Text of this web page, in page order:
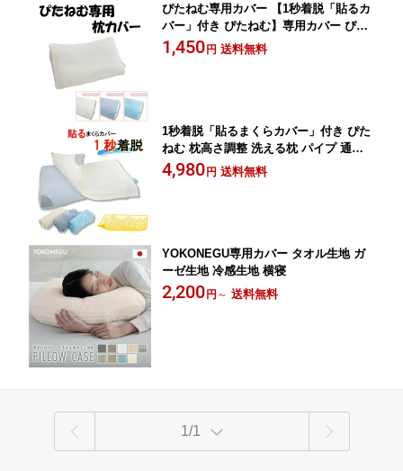
ぴたねむ専用カバー 【1秒着脱「貼るカ
バー」付き ぴたねむ】専用カバー ぴた
ねむ専用カバー タオル調生地 SS ks pu
1,450 円 送料無料
1秒着脱「貼るまくらカバー」付き ぴた
ねむ 枕高さ調整 洗える枕 パイプ 通気
性 父の日 母の日 肩こり 首こり ストレ
ートネック 枕カバー SS お家時間応援
4,980 円 送料無料
YOKONEGU専用カバー タオル生地 ガ
ーゼ生地 冷感生地 横寝
2,200 円 ～ 送料無料
1/1